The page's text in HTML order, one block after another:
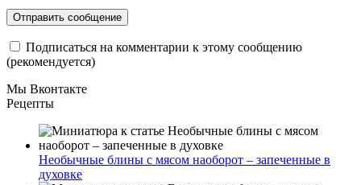
Подписаться на комментарии к этому сообщению
(рекомендуется)
Мы Вконтакте
Рецепты
Необычные блины с мясом наоборот – запеченные в
духовке